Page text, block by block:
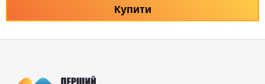
Купити